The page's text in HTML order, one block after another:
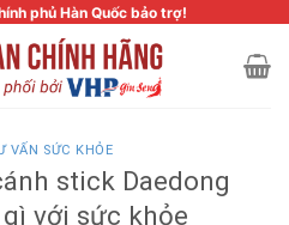
phủ Hàn Quốc bảo trợ!
VẤN SỨC KHỎE
stick Daedong
với sức khỏe